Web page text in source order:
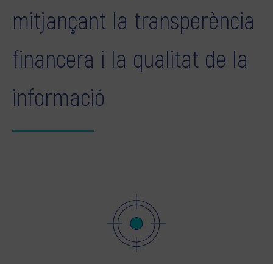
mitjançant la transperència
financera i la qualitat de la
informació